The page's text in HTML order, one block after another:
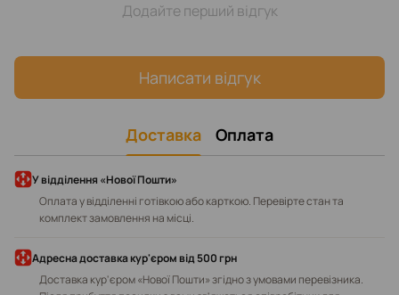
Додайте перший відгук
Написати відгук
Доставка Оплата
У відділення «Нової Пошти»
Оплата у відділенні готівкою або карткою. Перевірте стан та
комплект замовлення на місці.
Адресна доставка кур'єром від 500 грн
Доставка кур'єром «Нової Пошти» згідно з умовами перевізника.